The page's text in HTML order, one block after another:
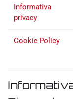
Informativa
privacy
Cookie Policy